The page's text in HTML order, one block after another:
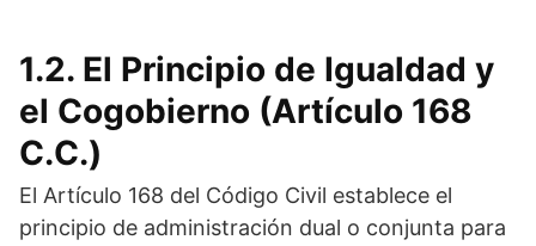
1.2. El Principio de Igualdad y
el Cogobierno (Artículo 168
C.C.)
El Artículo 168 del Código Civil establece el
principio de administración dual o conjunta para